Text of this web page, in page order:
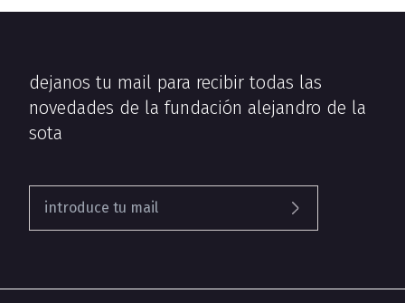
dejanos tu mail para recibir todas las
novedades de la fundación alejandro de la
sota